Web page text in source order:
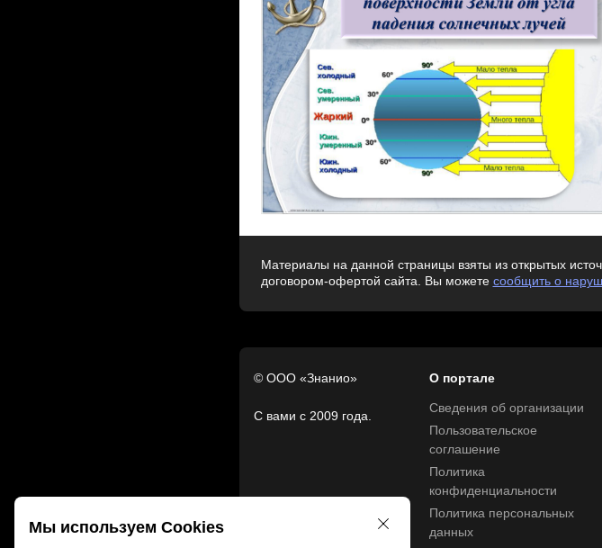
Материалы на данной страницы взяты из открытых
договором-офертой сайта. Вы можете сообщить о
© ООО «Знанио»
С вами с 2009 года.
О портале
Сведения об организации
Пользовательское
соглашение
Политика
конфиденциальности
Политика персональных
данных
Мы используем Cookies